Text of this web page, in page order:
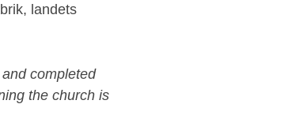
landets
completed
the church is